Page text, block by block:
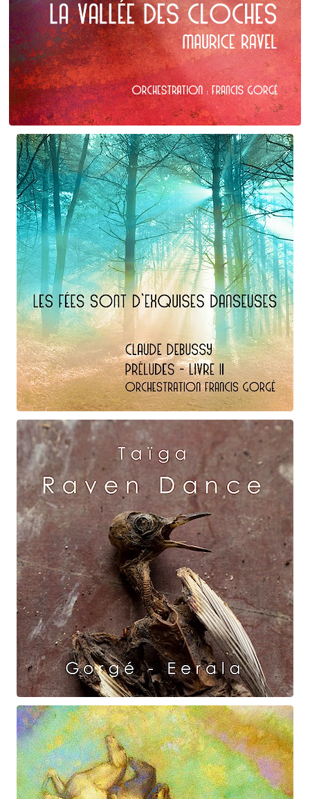
Maurice Ravel
La Vallée des cloches
Claude Debussy
Les fées ...
Raven Dance
Gorgé - Eerala